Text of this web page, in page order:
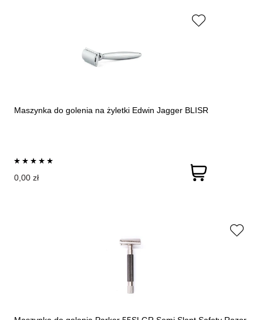
Maszynka do golenia na żyletki Edwin Jagger BLISR
0,00 zł